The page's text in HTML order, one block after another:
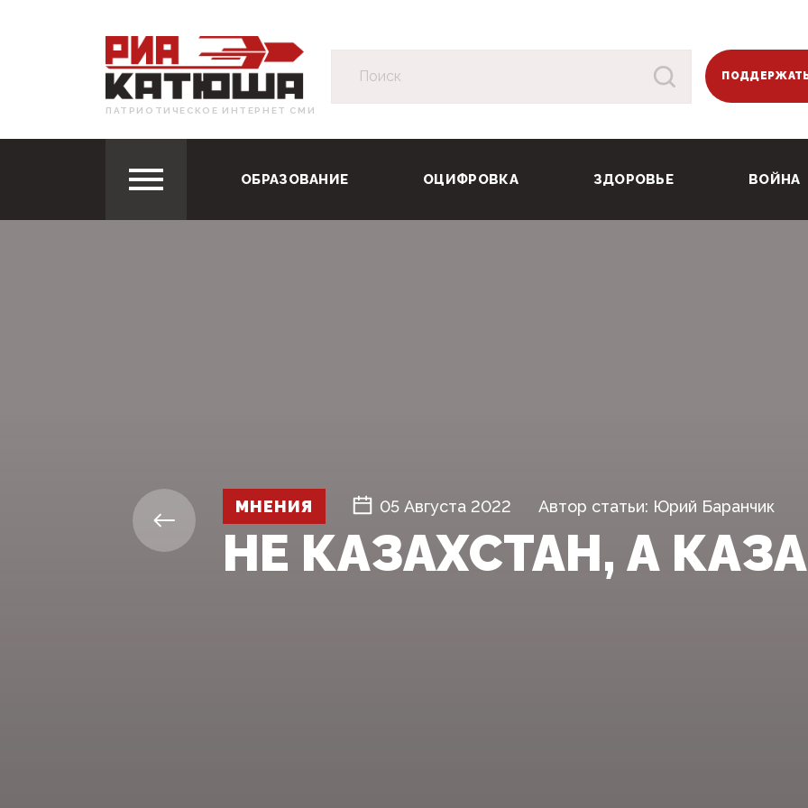
ПАТРИОТИЧЕСКОЕ ИНТЕРНЕТ СМИ
ОБРАЗОВАНИЕ ОЦИФРОВКА ЗДОРОВЬЕ ВОЙНА
МНЕНИЯ 05 Августа 2022 Автор статьи: Юрий Баранчик
НЕ КАЗАХСТАН, А